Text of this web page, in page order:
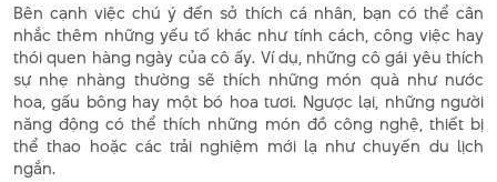
Bên cạnh việc chú ý đến sở thích cá nhân, bạn có thể cân
nhắc thêm những yếu tố khác như tính cách, công việc hay
thói quen hàng ngày của cô ấy. Ví dụ, những cô gái yêu thích
sự nhẹ nhàng thường sẽ thích những món quà như nước
hoa, gấu bông hay một bó hoa tươi. Ngược lại, những người
năng động có thể thích những món đồ công nghệ, thiết bị
thể thao hoặc các trải nghiệm mới lạ như chuyến du lịch
ngắn.